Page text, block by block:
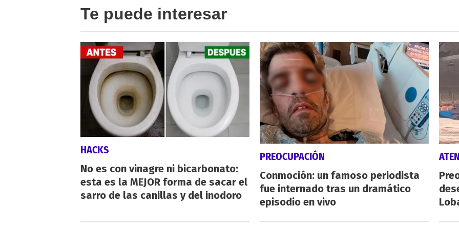
Te puede interesar
HACKS
No es con vinagre ni bicarbonato:
esta es la MEJOR forma de sacar el
sarro de las canillas y del inodoro
PREOCUPACIÓN
Conmoción: un famoso periodista
fue internado tras un dramático
episodio en vivo